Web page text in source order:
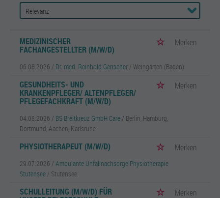
MEDIZINISCHER
FACHANGESTELLTER (M/W/D)
Merken
06.08.2026 / Dr. med. Reinhold Gerischer / Weingarten (Baden)
GESUNDHEITS- UND
KRANKENPFLEGER/ ALTENPFLEGER/
PFLEGEFACHKRAFT (M/W/D)
Merken
04.08.2026 / BS Breitkreuz GmbH Care / Berlin, Hamburg,
Dortmund, Aachen, Karlsruhe
PHYSIOTHERAPEUT (M/W/D) Merken
29.07.2026 / Ambulante Unfallnachsorge Physiotherapie
Stutensee / Stutensee
SCHULLEITUNG (M/W/D) FÜR Merken